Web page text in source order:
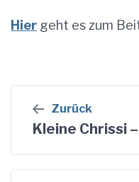
Hier geht es zum
Zurück
Kleine Chrissi